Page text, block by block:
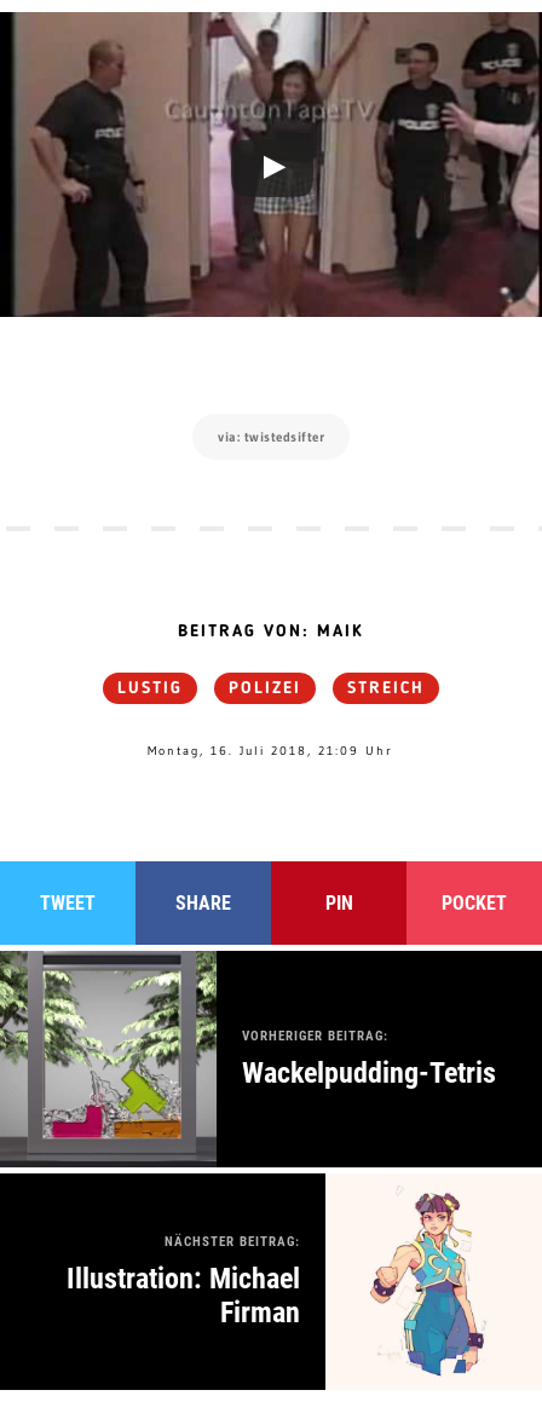
via: twistedsifter
BEITRAG VON: MAIK
LUSTIG POLIZEI STREICH
Montag, 16. Juli 2018, 21:09 Uhr
TWEET SHARE PIN POCKET
VORHERIGER BEITRAG:
Wackelpudding-Tetris
NÄCHSTER BEITRAG:
Illustration: Michael
Firman